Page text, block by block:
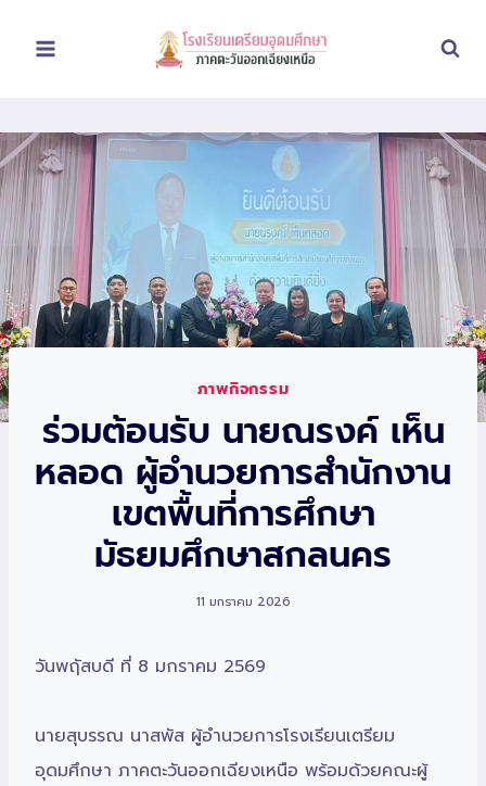
ภาพกิจกรรม
ร่วมต้อนรับ นายณรงค์ เห็น
หลอด ผู้อำนวยการสำนักงาน
เขตพื้นที่การศึกษา
มัธยมศึกษาสกลนคร
11 มกราคม 2026
วันพฤัสบดี ที่ 8 มกราคม 2569
นายสุบรรณ นาสพัส ผู้อำนวยการโรงเรียนเตรียม
อุดมศึกษา ภาคตะวันออกเฉียงเหนือ พร้อมด้วยคณะผู้